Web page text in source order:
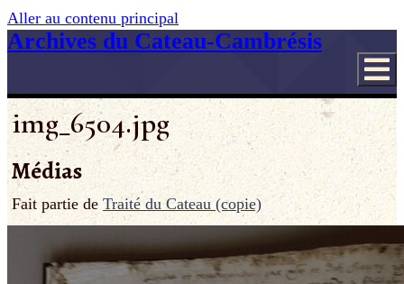
Aller au contenu principal
Archives du Cateau-Cambrésis
img_6504.jpg
Médias
Fait partie de Traité du Cateau (copie)